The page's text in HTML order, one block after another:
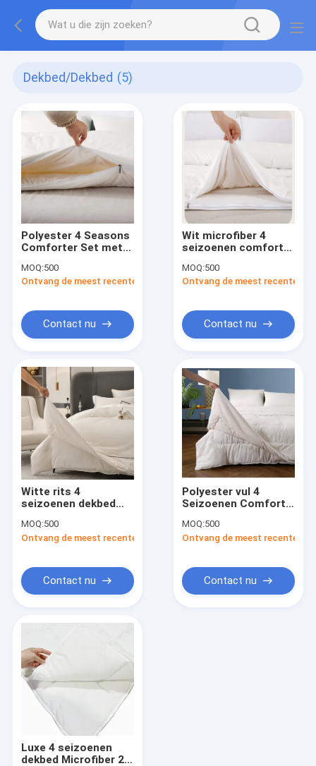
Dekbed/dekbed (5)
Polyester 4 Seasons
Comforter Set met
rits knop sluiting
MOQ:500
Ontvang de meest recente Prijs
Contact nu
Wit microfiber 4
seizoenen comforter
eigenschappen
MOQ:500
Ontvang de meest recente
Contact nu
Witte rits 4
seizoenen dekbed
machine wasbaar
MOQ:500
Ontvang de meest recente Prijs
Contact nu
Polyester vul 4
Seizoenen Comfort
Comforters
MOQ:500
Ontvang de meest recente
Contact nu
Luxe 4 seizoenen
dekbed Microfiber 2